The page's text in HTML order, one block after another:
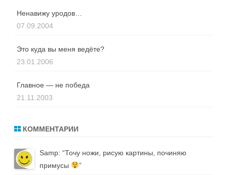
Ненавижу уродов…
07.09.2004
Это куда вы меня ведёте?
23.01.2006
Главное — не победа
21.11.2003
КОММЕНТАРИИ
Samp: “Точу ножи, рисую картины, починяю
примусы
”